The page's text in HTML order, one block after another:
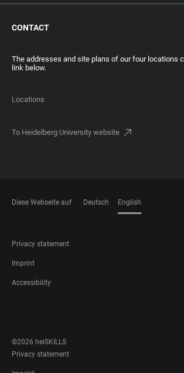
CONTACT
The addresses and site plans of our four locations
link below.
Locations
To Heidelberg University website
Diese Webseite auf Deutsch English
FOOTER
LEGAL
Privacy statement
Imprint
Accessibility
MEDIA
©2026 heiSKILLS
FOOTER
LEGAL
Privacy statement